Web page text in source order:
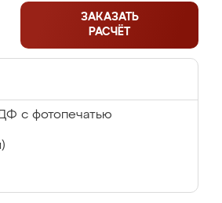
ЗАКАЗАТЬ
РАСЧЁТ
с фотопечатью